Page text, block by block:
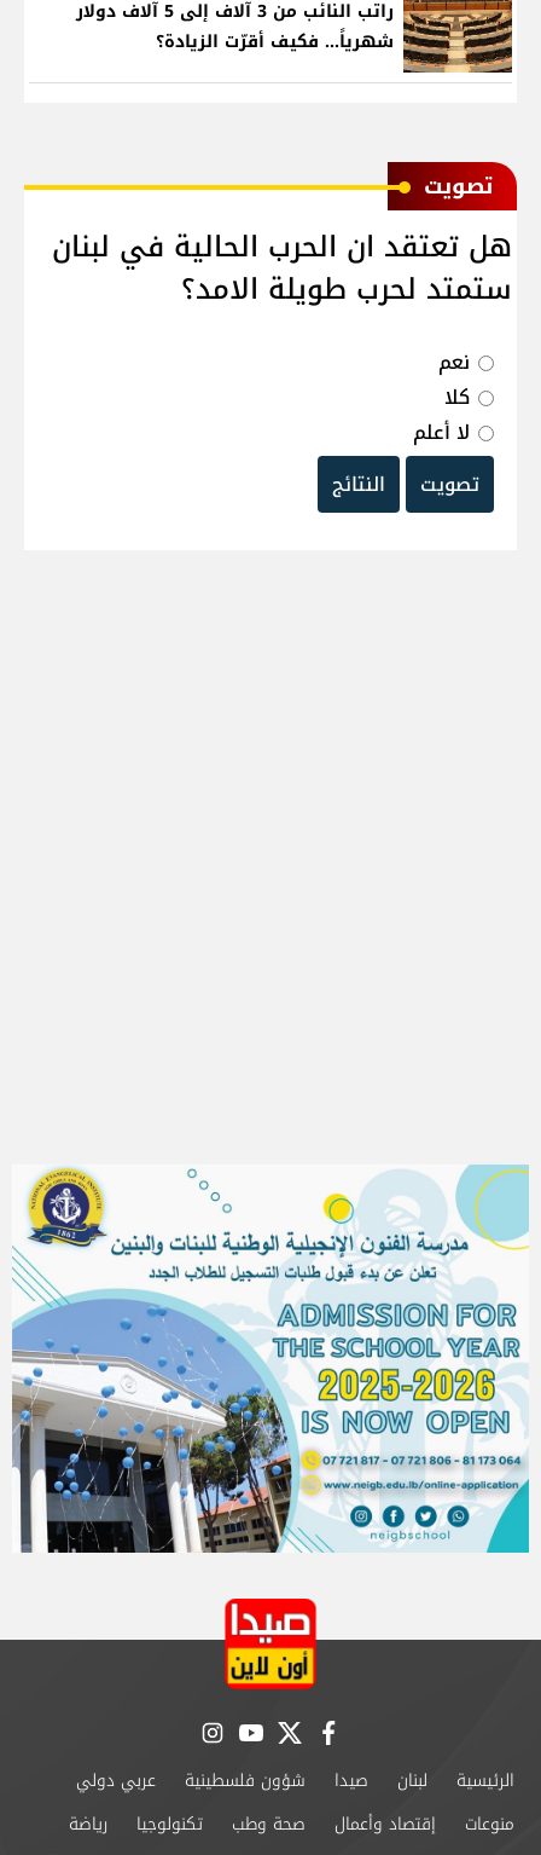
راتب النائب من 3 آلاف إلى 5 آلاف دولار
شهرياً... فكيف أقرّت الزيادة؟
ﺗﺼﻮﻳﺖ
هل تعتقد ان الحرب الحالية في لبنان
ستمتد لحرب طويلة الامد؟
نعم
كلا
لا أعلم
تصويت
النتائج
facebook
twitter
youtube
instagram
الرئيسية لبنان صيدا شؤون فلسطينية
عربي دولي
منوعات
إقتصاد وأعمال صحة وطب تكنولوجيا
رياضة